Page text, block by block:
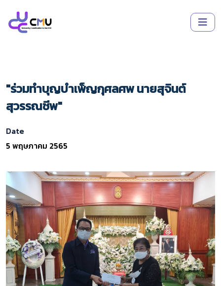
"ร่วมทำบุญบำเพ็ญกุศลศพ นายสุจินต์
สุวรรณชีพ"
Date
5 พฤษภาคม 2565